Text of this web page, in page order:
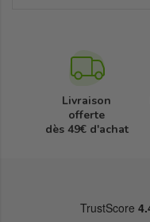
Livraison
offerte
dès 49€ d'achat